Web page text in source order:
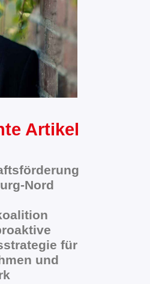
Artikel
Nord
für
und